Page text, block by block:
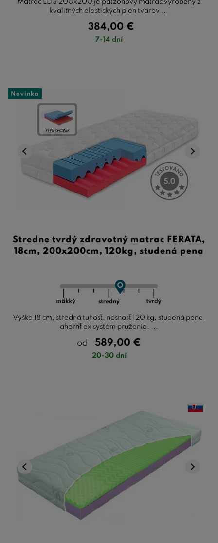
Matrac ELIS 200x200 je päťzónový matrac vyrobený z
kvalitných elastických pien tvarov ...
384,00 €
7-14 dní
Novinka
Stredne tvrdý zdravotný matrac FERATA,
18cm, 200x200cm, 120kg, studená pena
Výška 18 cm, stredná tuhosť, nosnosť 120 kg, studená pena,
ahornflex systém pruženia. ...
od 589,00 €
20-30 dní